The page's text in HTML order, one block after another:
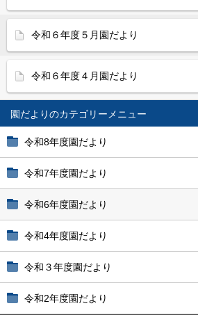
園だより
令和8年度園だより
令和7年度園だより
令和6年度園だより
令和4年度園だより
令和３年度園だより
令和2年度園だより
令和６年度５月園だより
令和６年度４月園だより